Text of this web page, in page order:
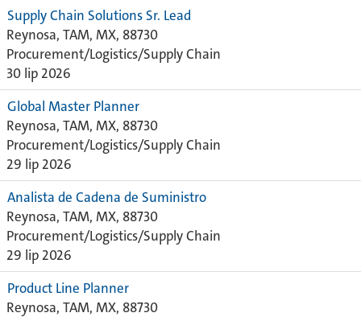
Supply Chain Solutions Sr. Lead
Reynosa, TAM, MX, 88730
Procurement/Logistics/Supply Chain
30 lip 2026
Global Master Planner
Reynosa, TAM, MX, 88730
Procurement/Logistics/Supply Chain
29 lip 2026
Analista de Cadena de Suministro
Reynosa, TAM, MX, 88730
Procurement/Logistics/Supply Chain
29 lip 2026
Product Line Planner
Reynosa, TAM, MX, 88730